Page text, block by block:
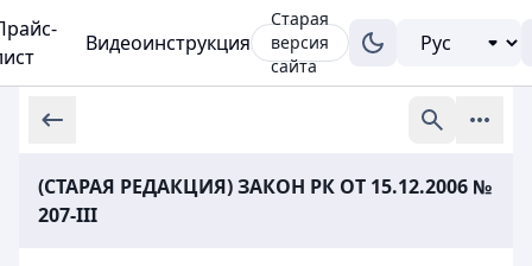
Видеоинструкция
Старая
версия
сайта
(СТАРАЯ РЕДАКЦИЯ) ЗАКОН РК ОТ 15.12.2006 №
207-III